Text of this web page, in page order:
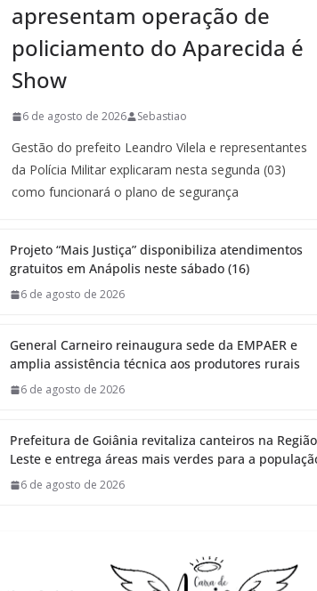
apresentam operação de
policiamento do Aparecida é
Show
6 de agosto de 2026 Sebastiao
Gestão do prefeito Leandro Vilela e representantes
da Polícia Militar explicaram nesta segunda (03)
como funcionará o plano de segurança
Projeto “Mais Justiça” disponibiliza atendimentos
gratuitos em Anápolis neste sábado (16)
6 de agosto de 2026
General Carneiro reinaugura sede da EMPAER e
amplia assistência técnica aos produtores rurais
6 de agosto de 2026
Prefeitura de Goiânia revitaliza canteiros na Região
Leste e entrega áreas mais verdes para a
6 de agosto de 2026